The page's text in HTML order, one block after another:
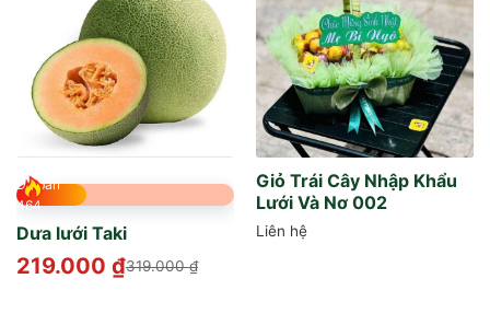
Đã bán
464
Dưa lưới Taki
219.000 ₫319.000₫
Giỏ Trái Cây Nhập Khẩu
Lưới Và Nơ 002
Liên hệ